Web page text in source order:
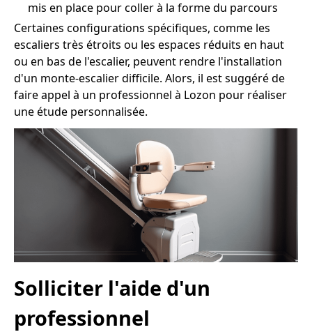
mis en place pour coller à la forme du parcours
Certaines configurations spécifiques, comme les
escaliers très étroits ou les espaces réduits en haut
ou en bas de l'escalier, peuvent rendre l'installation
d'un monte-escalier difficile. Alors, il est suggéré de
faire appel à un professionnel à Lozon pour réaliser
une étude personnalisée.
Solliciter l'aide d'un
professionnel